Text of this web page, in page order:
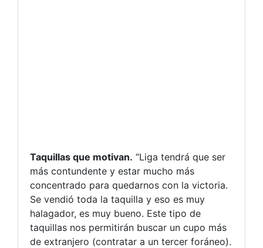
Taquillas que motivan. “Liga tendrá que ser
más contundente y estar mucho más
concentrado para quedarnos con la victoria.
Se vendió toda la taquilla y eso es muy
halagador, es muy bueno. Este tipo de
taquillas nos permitirán buscar un cupo más
de extranjero (contratar a un tercer foráneo).